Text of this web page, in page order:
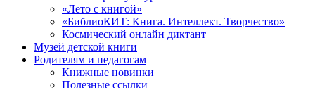
«Лето с книгой»
«БиблиоКИТ: Книга. Интеллект. Творчество»
Космический онлайн диктант
Музей детской книги
Родителям и педагогам
Книжные новинки
Полезные ссылки